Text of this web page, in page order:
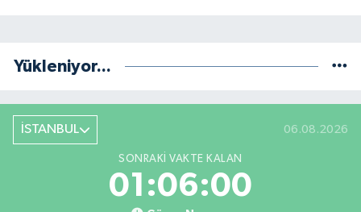
Yükleniyor...
İSTANBUL 06.08.2026
SONRAKI VAKTE KALAN
01:05:59